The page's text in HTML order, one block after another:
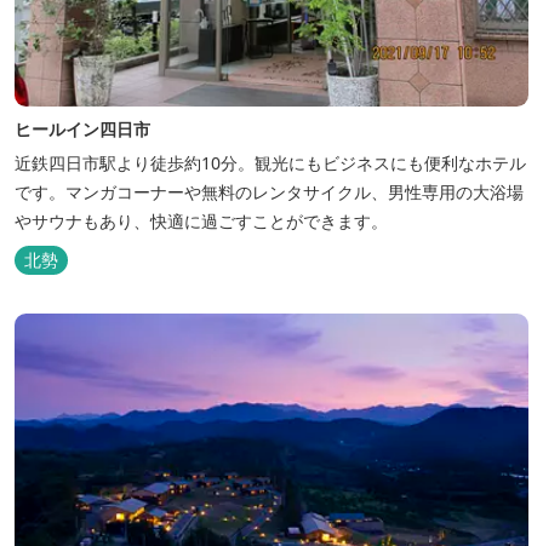
ヒールイン四日市
近鉄四日市駅より徒歩約10分。観光にもビジネスにも便利なホテル
です。マンガコーナーや無料のレンタサイクル、男性専用の大浴場
やサウナもあり、快適に過ごすことができます。
北勢